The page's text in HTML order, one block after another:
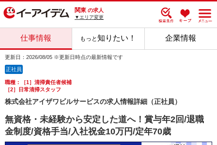
関東 の求人
▼エリア変更
仕事情報 もっと知りたい！ 企業情報
更新日：2026/08/05 ※更新日時点の最新情報です
正社員
職種：［1］清掃責任者候補
［2］日常清掃スタッフ
株式会社アイザワビルサービスの求人情報詳細（正社員）
無資格・未経験から安定した道へ！賞与年2回/退職
金制度/資格手当/入社祝金10万円/定年70歳